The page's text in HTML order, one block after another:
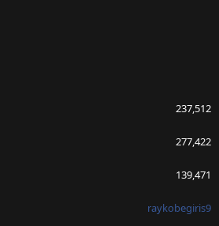
237,512
277,422
139,471
raykobegiris9